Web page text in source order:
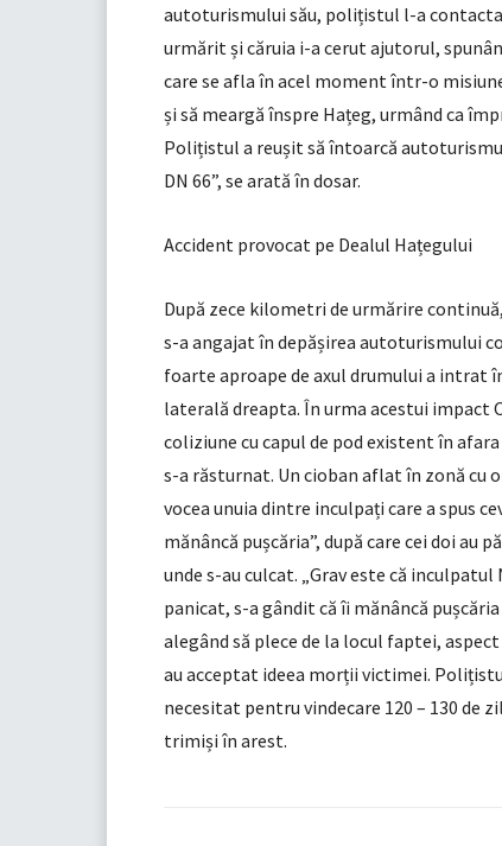
autoturismului său, polițistul l-a
urmărit și căruia i-a cerut ajutorul,
care se afla în acel moment într-o
și să meargă înspre Hațeg, urmând ca
Polițistul a reușit să întoarcă
DN 66”, se arată în dosar.
Accident provocat pe Dealul Hațegului
După zece kilometri de urmărire
s-a angajat în depășirea autoturismului
foarte aproape de axul drumului a intrat
laterală dreapta. În urma acestui impact
coliziune cu capul de pod existent în
s-a răsturnat. Un cioban aflat în zonă cu
vocea unuia dintre inculpați care a spus
mănâncă pușcăria”, după care cei doi
unde s-au culcat. „Grav este că
panicat, s-a gândit că îi mănâncă
alegând să plece de la locul faptei,
au acceptat ideea morții victimei.
necesitat pentru vindecare 120 – 130 de
trimiși în arest.